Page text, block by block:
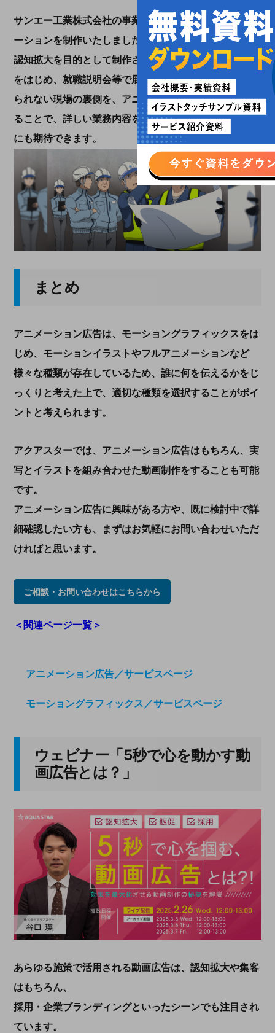
サンエー工業株式会社の事業内容を紹介するフルアニメ
ーションを制作いたしました。この動画は、事業内容の
認知拡大を目的として制作され、サンエー工業のサイト
をはじめ、就職説明会等で展開されています。普段は見
られない現場の裏側を、アニメーションで詳細に説明す
ることで、詳しい業務内容を知ることができ、採用強化
にも期待できます。
まとめ
アニメーション広告は、モーショングラフィックスをは
じめ、モーションイラストやフルアニメーションなど
様々な種類が存在しているため、誰に何を伝えるかをじ
っくりと考えた上で、適切な種類を選択することがポイ
ントと考えられます。
アクアスターでは、アニメーション広告はもちろん、実
写とイラストを組み合わせた動画制作をすることも可能
です。
アニメーション広告に興味がある方や、既に検討中で詳
細確認したい方も、まずはお気軽にお問い合わせいただ
ければと思います。
ご相談・お問い合わせはこちらから
＜関連ページ一覧＞
アニメーション広告／サービスページ
モーショングラフィックス／サービスページ
ウェビナー「5秒で心を動かす動
画広告とは？」
あらゆる施策で活用される動画広告は、認知拡大や集客
はもちろん、
採用・企業ブランディングといったシーンでも注目され
ています。